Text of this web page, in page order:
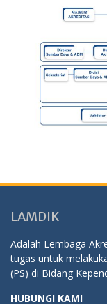
LAMDIK
Adalah Lembaga
tugas untuk
(PS) di Bidang
HUBUNGI KAMI